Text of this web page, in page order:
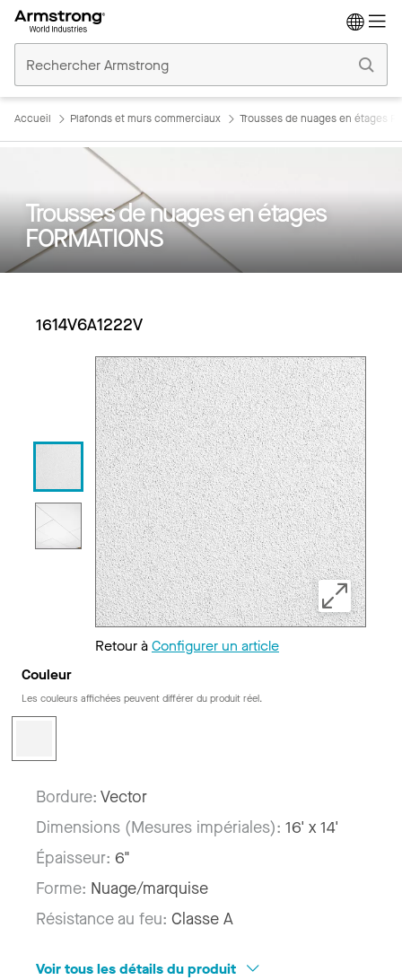
Plafonds
Commerciaux
Accueil Plafonds et murs commerciaux Trousses de nuages en étages
Trousses de nuages en étages
FORMATIONS
1614V6A1222V
Retour àConfigurer un article
Couleur
Les couleurs affichées peuvent différer du produit réel.
Bordure: Vector
Dimensions (Mesures impériales): 16' x 14'
Épaisseur: 6"
Forme: Nuage/marquise
Résistance au feu: Classe A
Voir tous les détails du produit